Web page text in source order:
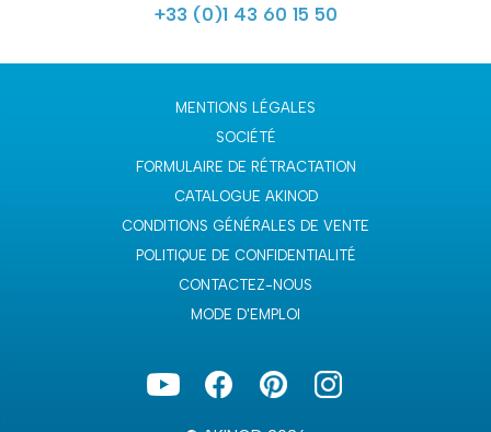
+33 (0)1 43 60 15 50
MENTIONS LÉGALES
SOCIÉTÉ
FORMULAIRE DE RÉTRACTATION
CATALOGUE AKINOD
CONDITIONS GÉNÉRALES DE VENTE
POLITIQUE DE CONFIDENTIALITÉ
CONTACTEZ-NOUS
MODE D'EMPLOI